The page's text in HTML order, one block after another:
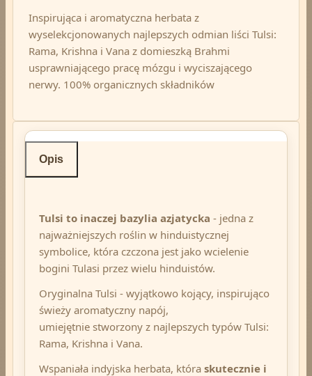
Inspirująca i aromatyczna herbata z
wyselekcjonowanych najlepszych odmian liści Tulsi:
Rama, Krishna i Vana z domieszką Brahmi
usprawniającego pracę mózgu i wyciszającego
nerwy. 100% organicznych składników
Opis
Tulsi to inaczej bazylia azjatycka - jedna z
najważniejszych roślin w hinduistycznej
symbolice, która czczona jest jako wcielenie
bogini Tulasi przez wielu hinduistów.
Oryginalna Tulsi - wyjątkowo kojący, inspirująco
świeży aromatyczny napój,
umiejętnie stworzony z najlepszych typów Tulsi:
Rama, Krishna i Vana.
Wspaniała indyjska herbata, która skutecznie i